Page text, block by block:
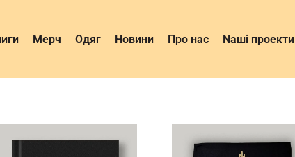
Мерч Одяг Новини Про нас Nаші проекти